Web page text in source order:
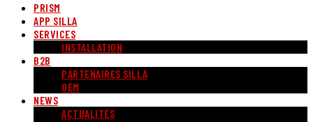
PRISM
APP SILLA
SERVICES
INSTALLATION
B2B
PARTENAIRES SILLA
OEM
NEWS
ACTUALITÉS